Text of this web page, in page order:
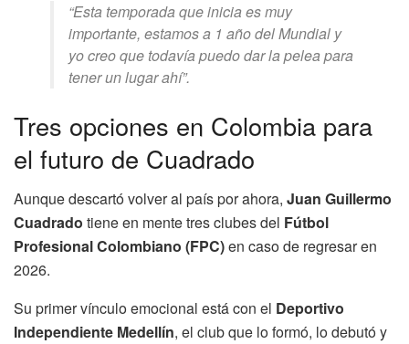
“Esta temporada que inicia es muy
importante, estamos a 1 año del Mundial y
yo creo que todavía puedo dar la pelea para
tener un lugar ahí”.
Tres opciones en Colombia para
el futuro de Cuadrado
Aunque descartó volver al país por ahora, Juan Guillermo
Cuadrado tiene en mente tres clubes del Fútbol
Profesional Colombiano (FPC)en caso de regresar en
2026.
Su primer vínculo emocional está con el Deportivo
Independiente Medellín, el club que lo formó, lo debutó y